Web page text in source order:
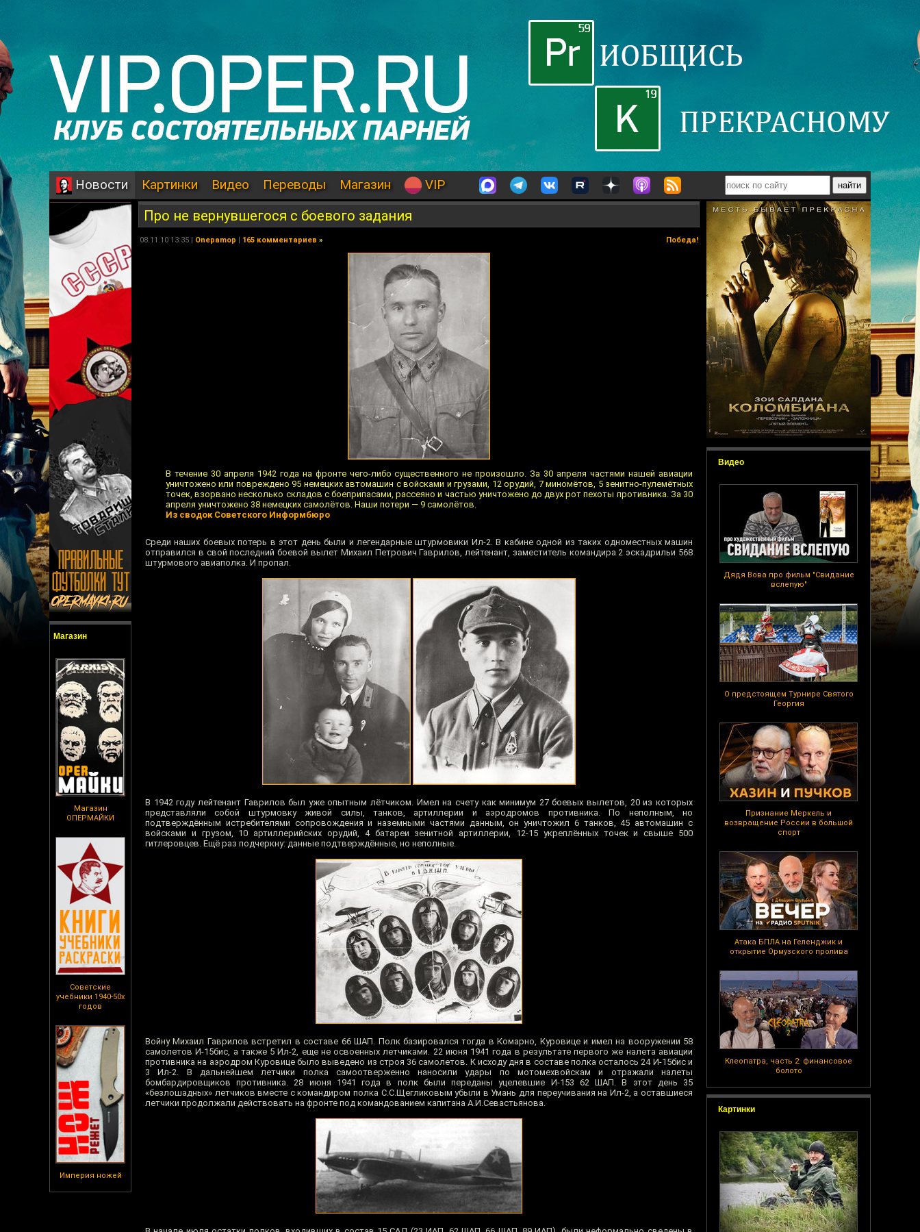
Новости Картинки Видео Переводы Магазин VIP
Магазин
Магазин
ОПЕРМАЙКИ
Советские
учебники 1940-50х
годов
Империя ножей
Видео
Дядя Вова про фильм "Свидание
вслепую"
О предстоящем Турнире Святого
Георгия
Признание Меркель и
возвращение России в большой
спорт
Атака БПЛА на Геленджик и
открытие Ормузского пролива
Клеопатра, часть 2: финансовое
болото
Картинки
Про не вернувшегося с боевого задания
08.11.10 13:35 | Onepamop | 165 комментариев » Победа!
В течение 30 апреля 1942 года на фронте чего-либо существенного не произошло. За 30 апреля частями нашей авиации
уничтожено или повреждено 95 немецких автомашин с войсками и грузами, 12 орудий, 7 миномётов, 5 зенитно-пулемётных
точек, взорвано несколько складов с боеприпасами, рассеяно и частью уничтожено до двух рот пехоты противника. За 30
апреля уничтожено 38 немецких самолётов. Наши потери — 9 самолётов.
Из сводок Советского Информбюро
Среди наших боевых потерь в этот день были и легендарные штурмовики Ил-2. В кабине одной из таких одноместных машин
отправился в свой последний боевой вылет Михаил Петрович Гаврилов, лейтенант, заместитель командира 2 эскадрильи 568
штурмового авиаполка. И пропал.
В 1942 году лейтенант Гаврилов был уже опытным лётчиком. Имел на счету как минимум 27 боевых вылетов, 20 из которых
представляли собой штурмовку живой силы, танков, артиллерии и аэродромов противника. По неполным, но
подтверждённым истребителями сопровождения и наземными частями данным, он уничтожил 6 танков, 45 автомашин с
войсками и грузом, 10 артиллерийских орудий, 4 батареи зенитной артиллерии, 12-15 укреплённых точек и свыше 500
гитлеровцев. Ещё раз подчеркну: данные подтверждённые, но неполные.
Войну Михаил Гаврилов встретил в составе 66 ШАП. Полк базировался тогда в Комарно, Куровице и имел на вооружении 58
самолетов И-15бис, а также 5 Ил-2, еще не освоенных летчиками. 22 июня 1941 года в результате первого же налета авиации
противника на аэродром Куровице было выведено из строя 36 самолетов. К исходу дня в составе полка осталось 24 И-15бис и
3 Ил-2. В дальнейшем летчики полка самоотверженно наносили удары по мотомехвойскам и отражали налеты
бомбардировщиков противника. 28 июня 1941 года в полк были переданы уцелевшие И-153 62 ШАП. В этот день 35
«безлошадных» летчиков вместе с командиром полка С.С.Щегликовым убыли в Умань для переучивания на Ил-2, а оставшиеся
летчики продолжали действовать на фронте под командованием капитана А.И.Севастьянова.